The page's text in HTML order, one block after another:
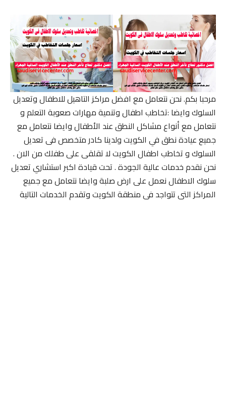
مرحبا بكم. نحن نتعامل مع افضل مراكز التاهيل للاطفال وتعديل
السلوك وايضا :تخاطب اطفال وتنمية مهارات صعوبة التعلم و
نتعامل مع أنواع مشاكل النطق عند الأطفال وايضا نتعامل مع
جميع عيادة نطق في الكويت ولدينا كادر متخصص فى تعديل
السلوك و تخاطب اطفال الكويت لا تقلقى على طفلك من الان .
نحن نقدم خدمات عالية الجودة . تحت قيادة اكبر استشاري تعديل
سلوك الاطفال نعمل على ارض صلبة وايضا نتعامل مع جميع
المراكز التى تتواجد فى منطقة الكويت وتقدم الخدمات التالية